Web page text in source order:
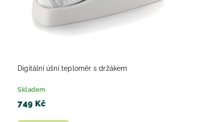
Digitální úšní teploměr s držákem
Skladem
749 Kč